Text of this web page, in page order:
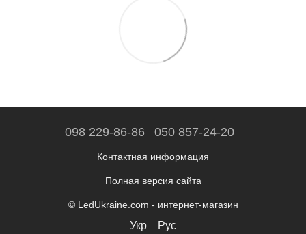
098 229-86-86 050 857-24-20
Контактная информация
Полная версия сайта
© LedUkraine.com - интернет-магазин
Укр Рус